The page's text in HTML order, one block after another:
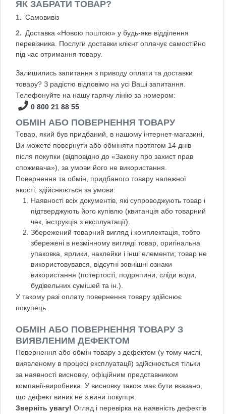
ЯК ЗАБРАТИ ТОВАР?
Самовивіз
Доставка «Новою поштою» у будь-яке відділення
перевізника. Послуги доставки клієнт оплачує самостійно
під час отримання товару.
Залишились запитання з приводу оплати та доставки
товару? З радістю відповімо на усі Ваші запитання.
Телефонуйте на нашу гарячу лінію за номером:
0 800 21 88 55
ОБМІН АБО ПОВЕРНЕННЯ ТОВАРУ
Товар, який був придбаний, в нашому інтернет-магазині,
Ви можете повернути або обміняти протягом 14 днів
після покупки (відповідно до «Закону про захист прав
споживача»), за умови його не використання.
Повернення та обмін, придбаного товару належної
якості, здійснюється за умови:
Наявності всіх документів, які супроводжують товар і
підтверджують його купівлю (квитанція або товарний
чек, інструкція з експлуатації).
Збережений товарний вигляд і комплектація, тобто
збережені в незмінному вигляді товар, оригінальна
упаковка, ярлики, наклейки і інші елементи; товар не
використовувався, відсутні зовнішні ознаки
використання (потертості, подряпини, сліди води,
будівельних сумішей та ін.).
У такому разі оплату повернення товару здійснює
покупець.
ОБМІН АБО ПОВЕРНЕННЯ ТОВАРУ З
ВИЯВЛЕНИМ ДЕФЕКТОМ
Повернення або обмін товару з дефектом (у тому числі,
виявленому в процесі експлуатації) здійснюється тільки
за наявності висновку, офіційним представником
компанії-виробника. У висновку також має бути вказано,
що дефект виник не з вини покупця.
Зверніть увагу! Огляд і перевірка на наявність дефектів